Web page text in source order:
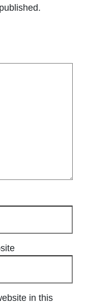
in this